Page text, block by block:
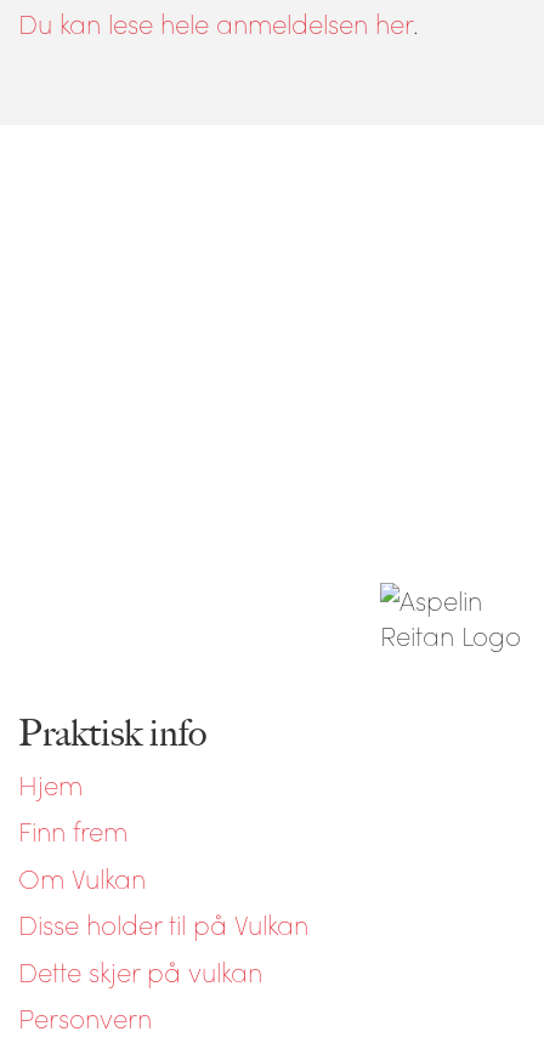
Du kan lese hele anmeldelsen her.
Praktisk info
Hjem
Finn frem
Om Vulkan
Disse holder til på Vulkan
Dette skjer på vulkan
Personvern